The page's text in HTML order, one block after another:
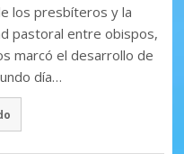
los presbíteros y la
pastoral entre obispos,
marcó el desarrollo de
día…